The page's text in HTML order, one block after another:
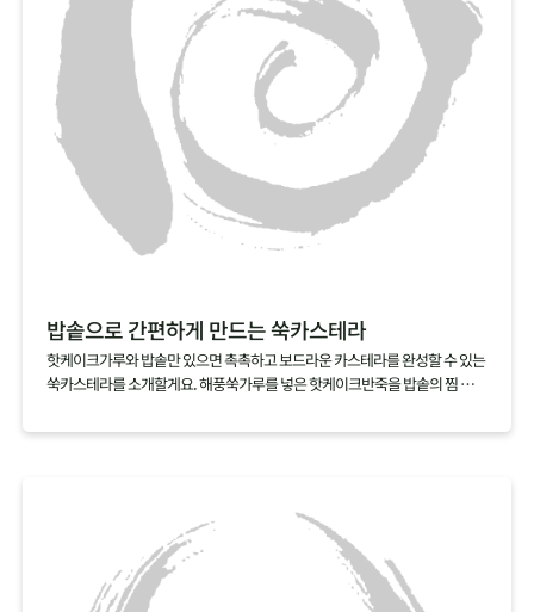
밥솥으로 간편하게 만드는 쑥카스테라
핫케이크가루와 밥솥만 있으면 촉촉하고 보드라운 카스테라를 완성할 수 있는
쑥카스테라를 소개할게요. 해풍쑥가루를 넣은 핫케이크반죽을 밥솥의 찜 기능
아주는 건 물론, 쑥을 잘 먹지 않는 아이들에게 쑥을 맛볼 수 있게 할 수 있으니